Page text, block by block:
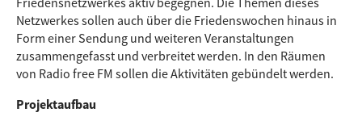
Netzwerkes sollen auch über die Friedenswochen hinaus in
Form einer Sendung und weiteren Veranstaltungen
zusammengefasst und verbreitet werden. In den Räumen
von Radio free FM sollen die Aktivitäten gebündelt werden.
Projektaufbau